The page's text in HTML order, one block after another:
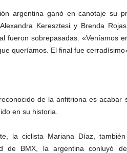
argentina ganó en canotaje su
Keresztesi y Brenda
fueron sobrepasadas. «Veníamos
queríamos. El final fue
de la anfitriona es
en su historia.
la ciclista Mariana Díaz,
de BMX, la argentina conluyó